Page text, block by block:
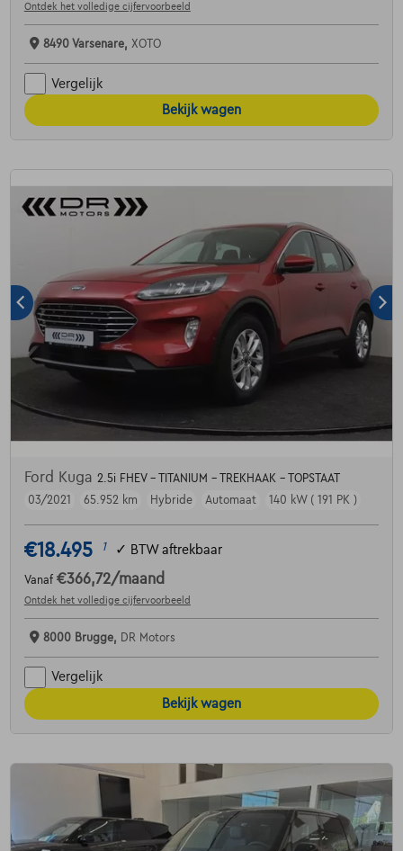
Ontdek het volledige cijfervoorbeeld
8490 Varsenare, XOTO
Vergelijk
Bekijk wagen
Ford Kuga 2.5i FHEV - TITANIUM - TREKHAAK - TOPSTAAT
03/2021
65.952 km Hybride Automaat 140 kW ( 191 PK )
€18.495 1 ✓ BTW aftrekbaar
Vanaf €366,72/maand
Ontdek het volledige cijfervoorbeeld
8000 Brugge, DR Motors
Vergelijk
Bekijk wagen